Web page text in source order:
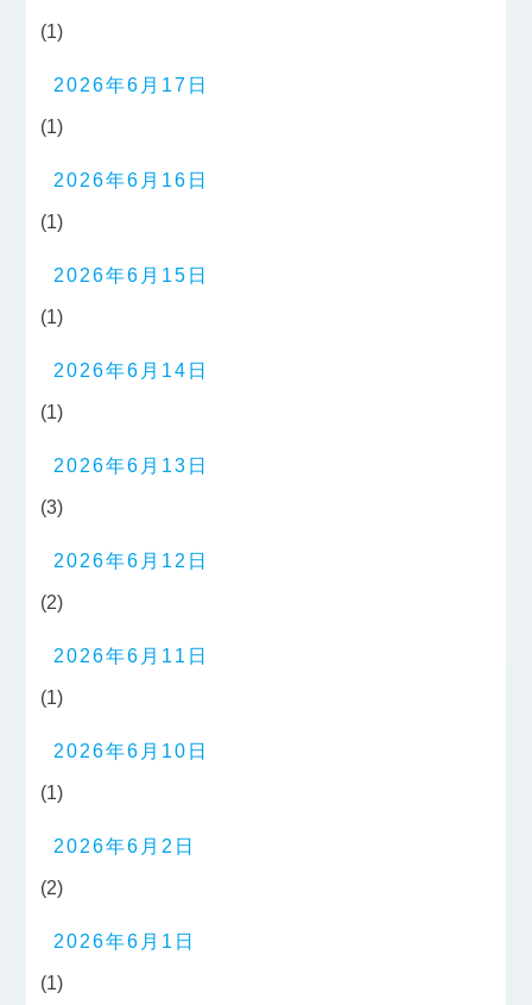
(1)
2026年6月17日
(1)
2026年6月16日
(1)
2026年6月15日
(1)
2026年6月14日
(1)
2026年6月13日
(3)
2026年6月12日
(2)
2026年6月11日
(1)
2026年6月10日
(1)
2026年6月2日
(2)
2026年6月1日
(1)